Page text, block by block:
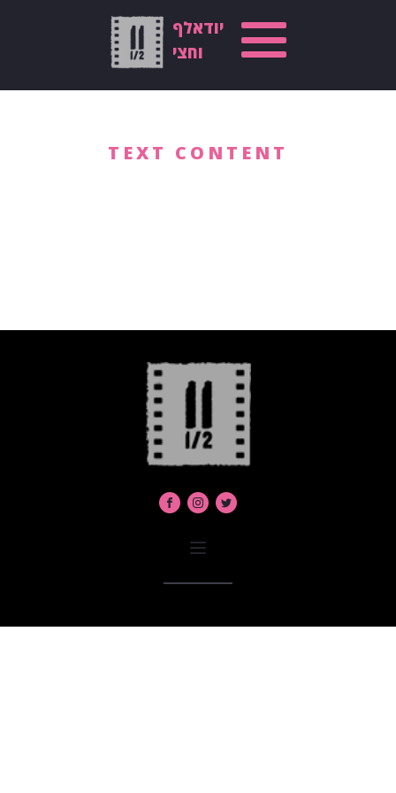
יודאלף
וחצי
TEXT CONTENT